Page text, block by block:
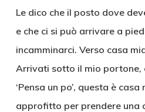
Le dico che il posto dove
e che ci si può arrivare a
incamminarci. Verso casa
Arrivati sotto il mio portone,
‘Pensa un po’, questa è
approfitto per prendere una